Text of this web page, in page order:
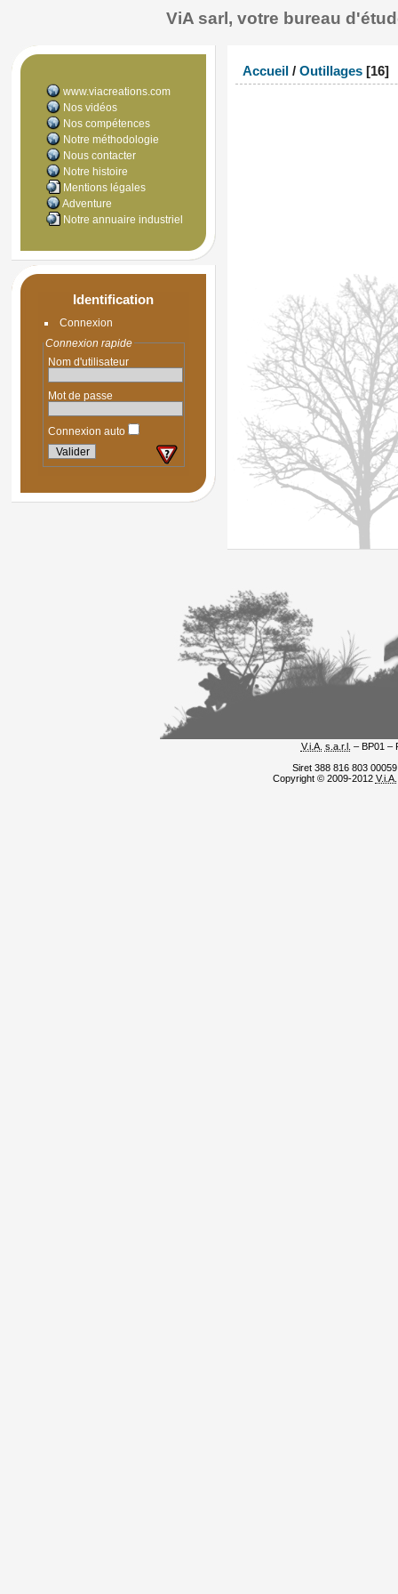
ViA sarl, votre bureau
www.viacreations.com
Nos vidéos
Nos compétences
Notre méthodologie
Nous contacter
Notre histoire
Mentions légales
Adventure
Notre annuaire industriel
Identification
Connexion
Connexion rapide
Nom d'utilisateur
Mot de passe
Connexion auto
Accueil/ Outillages[16]
V.i.A. s.a.r.l. – BP01 –
Siret 388 816 803
Copyright © 2009-2012 V.i.A.